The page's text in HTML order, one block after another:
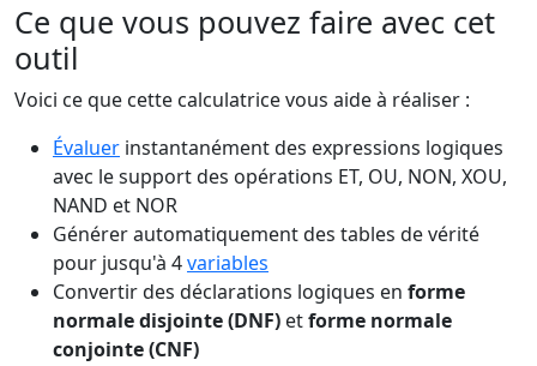
Ce que vous pouvez faire avec cet
outil
Voici ce que cette calculatrice vous aide à réaliser :
Évaluer instantanément des expressions logiques
avec le support des opérations ET, OU, NON, XOU,
NAND et NOR
Générer automatiquement des tables de vérité
pour jusqu'à 4variables
Convertir des déclarations logiques en forme
normale disjointe (DNF) etforme normale
conjointe (CNF)